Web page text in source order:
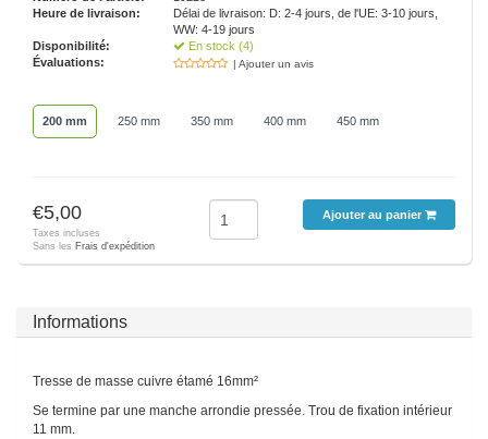
Heure de livraison:
Délai de livraison: D: 2-4 jours, de l'UE: 3-10 jours,
WW: 4-19 jours
Disponibilité:
En stock (4)
Évaluations:
| Ajouter un avis
200 mm 250 mm 350 mm 400 mm 450 mm
€5,00
Taxes incluses
Sans les Frais d'expédition
Ajouter au panier
Informations
Tresse de masse cuivre étamé 16mm²
Se termine par une manche arrondie pressée. Trou de fixation intérieur
11 mm.